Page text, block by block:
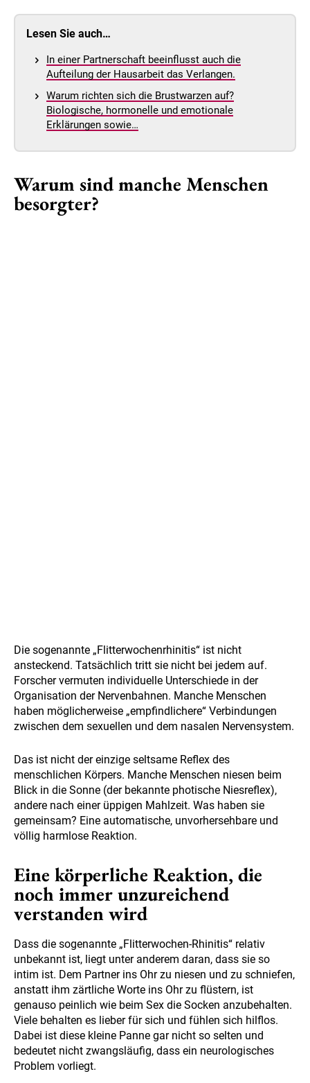
Lesen Sie auch…
In einer Partnerschaft beeinflusst auch die
Aufteilung der Hausarbeit das Verlangen.
Warum richten sich die Brustwarzen auf?
Biologische, hormonelle und emotionale
Erklärungen sowie…
Warum sind manche Menschen
besorgter?
Die sogenannte „Flitterwochenrhinitis“ ist nicht
ansteckend. Tatsächlich tritt sie nicht bei jedem auf.
Forscher vermuten individuelle Unterschiede in der
Organisation der Nervenbahnen. Manche Menschen
haben möglicherweise „empfindlichere“ Verbindungen
zwischen dem sexuellen und dem nasalen Nervensystem.
Das ist nicht der einzige seltsame Reflex des
menschlichen Körpers. Manche Menschen niesen beim
Blick in die Sonne (der bekannte photische Niesreflex),
andere nach einer üppigen Mahlzeit. Was haben sie
gemeinsam? Eine automatische, unvorhersehbare und
völlig harmlose Reaktion.
Eine körperliche Reaktion, die
noch immer unzureichend
verstanden wird
Dass die sogenannte „Flitterwochen-Rhinitis“ relativ
unbekannt ist, liegt unter anderem daran, dass sie so
intim ist. Dem Partner ins Ohr zu niesen und zu schniefen,
anstatt ihm zärtliche Worte ins Ohr zu flüstern, ist
genauso peinlich wie beim Sex die Socken anzubehalten.
Viele behalten es lieber für sich und fühlen sich hilflos.
Dabei ist diese kleine Panne gar nicht so selten und
bedeutet nicht zwangsläufig, dass ein neurologisches
Problem vorliegt.